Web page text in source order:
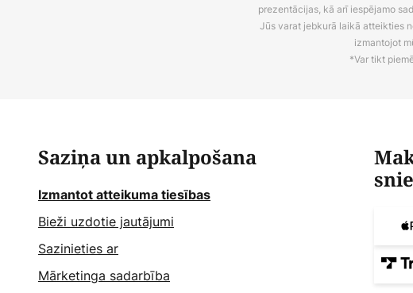
prezentācijas, kā arī iespējamo
Jūs varat jebkurā laikā atteikties
izmantojot
*Var tikt
Saziņa un apkalpošana
Izmantot atteikuma tiesības
Bieži uzdotie jautājumi
Sazinieties ar
Mārketinga sadarbība